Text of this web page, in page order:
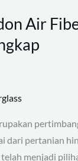
Air
dari pertanian
menjadi